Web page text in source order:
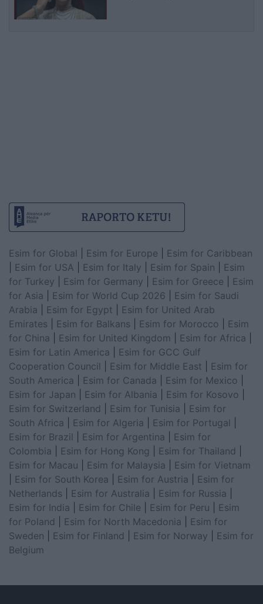
Esim for Global Esim for Europe
Esim for Caribbean
Esim for USA Esim for Italy Esim for Spain
Esim
for Turkey
Esim for Germany Esim for Greece
Esim
for Asia
Esim for World Cup 2026
Esim for Saudi
Arabia
Esim for Egypt
Esim for United Arab
Emirates
Esim for Balkans Esim for Morocco
Esim
for China
Esim for United Kingdom Esim for Africa
Esim for Latin America
Esim for GCC Gulf
Cooperation Council
Esim for Middle East
Esim for
South America
Esim for Canada Esim for Mexico
Esim for Japan
Esim for Albania Esim for Kosovo
Esim for Switzerland
Esim for Tunisia
Esim for
South Africa
Esim for Algeria Esim for Portugal
Esim for Brazil
Esim for Argentina
Esim for
Colombia
Esim for Hong Kong Esim for Thailand
Esim for Macau
Esim for Malaysia
Esim for Vietnam
Esim for South Korea Esim for Austria
Esim for
Netherlands
Esim for Australia Esim for Russia
Esim for India
Esim for Chile Esim for Peru
Esim
for Poland
Esim for North Macedonia
Esim for
Sweden
Esim for Finland Esim for Norway
Esim for
Belgium